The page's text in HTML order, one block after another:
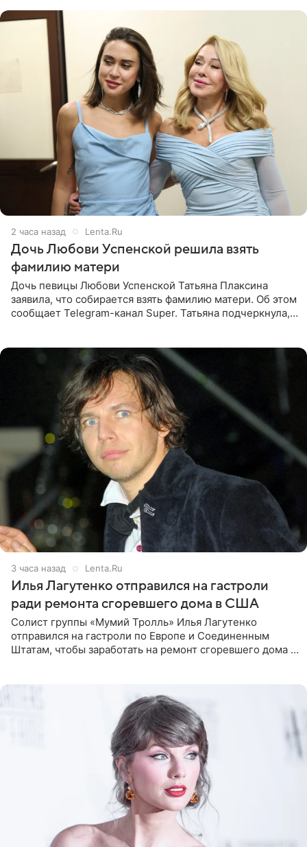
2 часа назад Lenta.Ru
Дочь Любови Успенской решила взять
фамилию матери
Дочь певицы Любови Успенской Татьяна Плаксина
заявила, что собирается взять фамилию матери. Об этом
сообщает Telegram-канал Super. Татьяна подчеркнула,
3 часа назад Lenta.Ru
Илья Лагутенко отправился на гастроли
ради ремонта сгоревшего дома в США
Солист группы «Мумий Тролль» Илья Лагутенко
отправился на гастроли по Европе и Соединенным
Штатам, чтобы заработать на ремонт сгоревшего дома в